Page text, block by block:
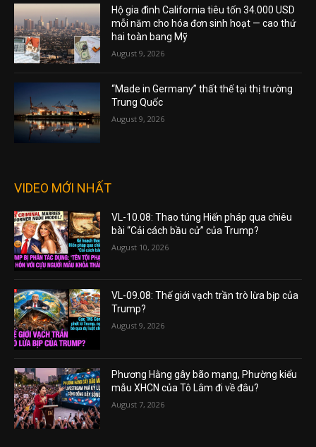
Hộ gia đình California tiêu tốn 34.000 USD
mỗi năm cho hóa đơn sinh hoạt — cao thứ
hai toàn bang Mỹ
August 9, 2026
“Made in Germany” thất thế tại thị trường
Trung Quốc
August 9, 2026
VIDEO MỚI NHẤT
VL-10.08: Thao túng Hiến pháp qua chiêu
bài “Cải cách bầu cử” của Trump?
August 10, 2026
VL-09.08: Thế giới vạch trần trò lừa bịp của
Trump?
August 9, 2026
Phương Hằng gây bão mạng, Phường kiểu
mẫu XHCN của Tô Lâm đi về đâu?
August 7, 2026